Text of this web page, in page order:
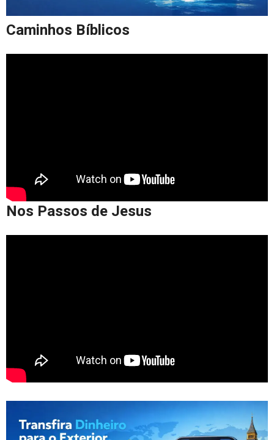
Caminhos Bíblicos
Nos Passos de Jesus